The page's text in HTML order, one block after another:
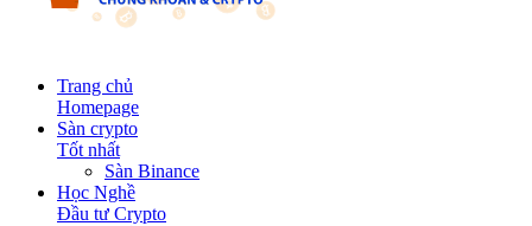
Trang chủ
Homepage
Sàn crypto
Tốt nhất
Sàn Binance
Học Nghề
Đầu tư Crypto